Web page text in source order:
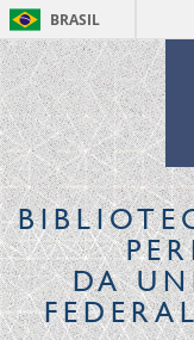
BRASIL
DA